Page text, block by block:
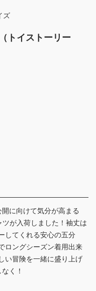
トイストーリー
ズ
に向けて気分が高まる
が入荷しました！袖丈は
してくれる安心の五分
ロングシーズン着用出来
い冒険を一緒に盛り上げ
く！